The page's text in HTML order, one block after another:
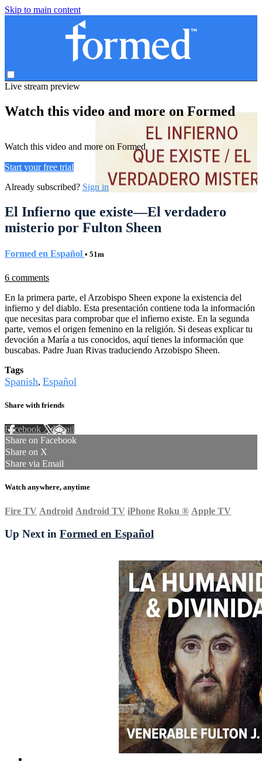
Skip to main content
Live stream preview
Watch this video and more on Formed
Watch this video and more on Formed
Start your free trial
Already subscribed? Sign in
El Infierno que existe—El verdadero
misterio por Fulton Sheen
Formed en Español • 51m
6 comments
En la primera parte, el Arzobispo Sheen expone la existencia del
infierno y del diablo. Esta presentación contiene toda la información
que necesitas para comprobar que el infierno existe. En la segunda
parte, vemos el origen femenino en la religión. Si deseas explicar tu
devoción a María a tus conocidos, aquí tienes la información que
buscabas. Padre Juan Rivas traduciendo Arzobispo Sheen.
Tags
Spanish, Español
Share with friends
Facebook XEmail
Share on Facebook
Share on X
Share via Email
Watch anywhere, anytime
Fire TV Android Android TV iPhone Roku ® Apple TV
Up Next in Formed en Español